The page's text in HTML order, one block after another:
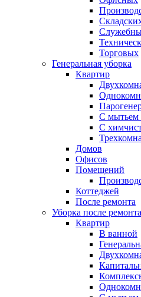
Торговых
Генеральная уборка
Квартир
С мытьем
С
Домов
Офисов
Помещений
Коттеджей
После ремонта
Уборка после ремонта
Квартир
В ванной